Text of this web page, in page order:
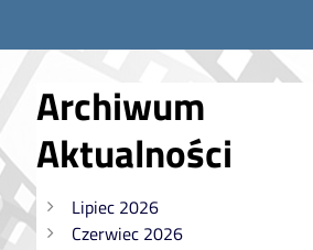
O
szkole
Archiwum
Aktualności
Lipiec 2026
Czerwiec 2026